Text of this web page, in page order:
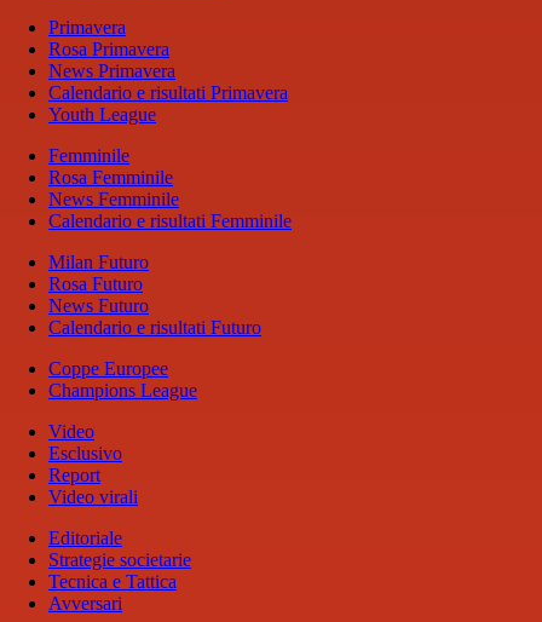
Primavera
Rosa Primavera
News Primavera
Calendario e risultati Primavera
Youth League
Femminile
Rosa Femminile
News Femminile
Calendario e risultati Femminile
Milan Futuro
Rosa Futuro
News Futuro
Calendario e risultati Futuro
Coppe Europee
Champions League
Video
Esclusivo
Report
Video virali
Editoriale
Strategie societarie
Tecnica e Tattica
Avversari